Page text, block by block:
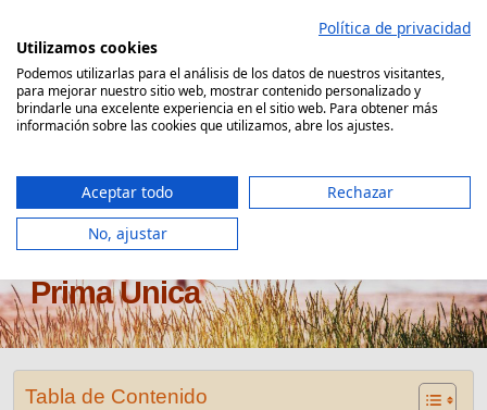
contenido
Comparador Seguro Decesos
Seguro de decesos Purísima
Prima Única
Tabla de Contenido
Política de privacidad
Utilizamos cookies
Podemos utilizarlas para el análisis de los datos de nuestros visitantes,
para mejorar nuestro sitio web, mostrar contenido personalizado y
brindarle una excelente experiencia en el sitio web. Para obtener más
información sobre las cookies que utilizamos, abre los ajustes.
Aceptar todo
Rechazar
No, ajustar